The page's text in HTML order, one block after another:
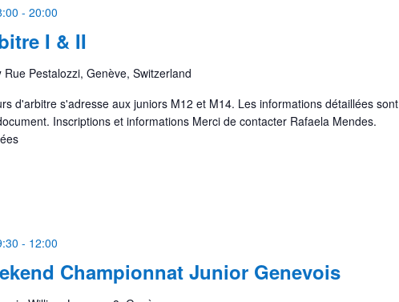
I & II
- 20:00
Rue Pestalozzi, Genève, Switzerland
d'arbitre s'adresse aux juniors M12 et M14. Les informations détaillées sont
Inscriptions et informations Merci de contacter Rafaela Mendes.
Championnat Junior Genevois
- 12:00